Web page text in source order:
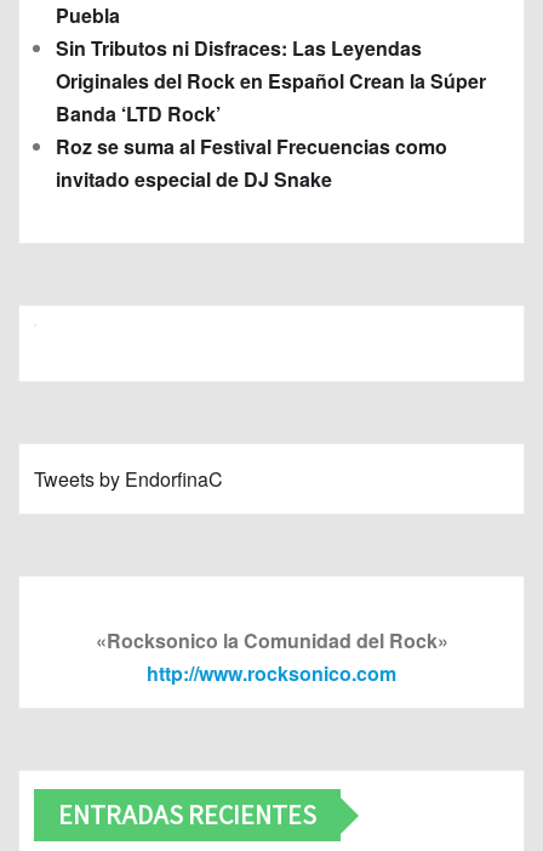
Puebla
Sin Tributos ni Disfraces: Las Leyendas
Originales del Rock en Español Crean la Súper
Banda ‘LTD Rock’
Roz se suma al Festival Frecuencias como
invitado especial de DJ Snake
Tweets by EndorfinaC
«Rocksonico la Comunidad del Rock»
http://www.rocksonico.com
ENTRADAS RECIENTES